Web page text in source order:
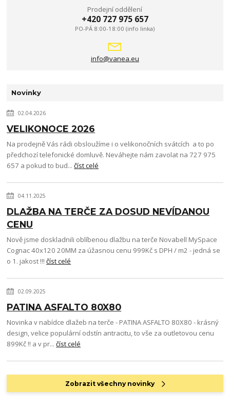
Prodejní oddělení
+420 727 975 657
PO-PÁ 8:00-18:00 (info linka)
info@vanea.eu
Novinky
02.04.2026
VELIKONOCE 2026
Na prodejně Vás rádi obsloužíme i o velikonočních svátcích a to po
předchozí telefonické domluvě. Neváhejte nám zavolat na 727 975
657 a pokud to bud...číst celé
04.11.2025
DLAŽBA NA TERČE ZA DOSUD NEVÍDANOU
CENU
Nově jsme doskladnili oblíbenou dlažbu na terče Novabell MySpace
Cognac 40x120 20MM za úžasnou cenu 999Kč s DPH / m2 - jedná se
o 1. jakost !!!číst celé
02.09.2025
PATINA ASFALTO 80X80
Novinka v nabídce dlažeb na terče - PATINA ASFALTO 80X80 - krásný
design, velice populární odstín antracitu, to vše za outletovou cenu
899Kč !! a v pr...číst celé
Zobrazit všechny novinky